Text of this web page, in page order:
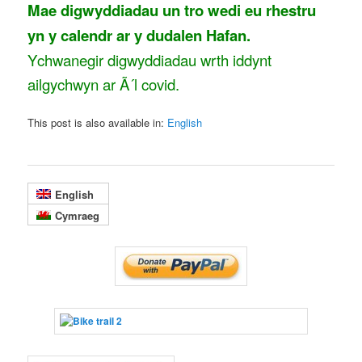
Mae digwyddiadau un tro wedi eu rhestru
yn y calendr ar y dudalen Hafan.
Ychwanegir digwyddiadau wrth iddynt
ailgychwyn ar Ã´l covid.
This post is also available in: English
English
Cymraeg